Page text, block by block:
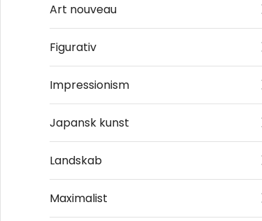
Handle
Kontakt
-
Art nouveau
Figurativ
Impressionism
Japansk kunst
Landskab
Maximalist